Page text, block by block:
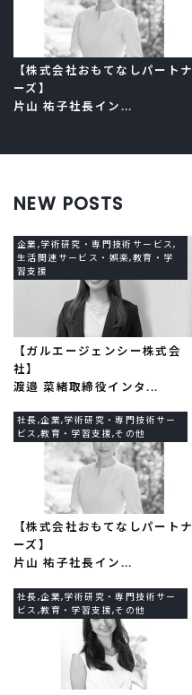
【株式会社おもてなしパートナ
ーズ】
片山 祐子社長イン...
NEW POSTS
企業,学術研究・専門技術サービス,
生活関連サービス・娯楽,教育・学
習支援
【ガルエージェンシー株式会
社】
渡邉 菜緒取締役インタ...
社長,企業,学術研究・専門技術サー
ビス,教育・学習支援,その他
【株式会社おもてなしパートナ
ーズ】
片山 祐子社長イン...
社長,企業,学術研究・専門技術サー
ビス,教育・学習支援,その他